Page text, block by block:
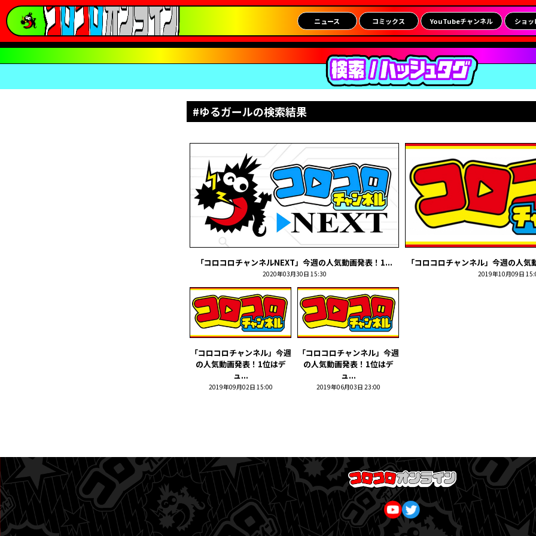
ニュース コミックス YouTubeチャンネル ショ
#ゆるガールの検索結果
「コロコロチャンネルNEXT」今週の人気動画発表！1...
2020年03月30日 15:30
「コロコロチャンネル」今週の人
2019年10月09日
「コロコロチャンネル」今週
の人気動画発表！1位はデ
ュ...
2019年09月02日 15:00
「コロコロチャンネル」今週
の人気動画発表！1位はデ
ュ...
2019年06月03日 23:00